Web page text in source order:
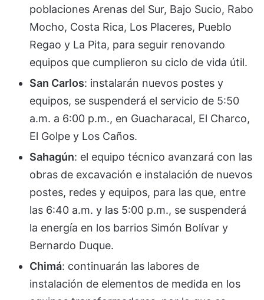
poblaciones Arenas del Sur, Bajo Sucio, Rabo
Mocho, Costa Rica, Los Placeres, Pueblo
Regao y La Pita, para seguir renovando
equipos que cumplieron su ciclo de vida útil.
San Carlos: instalarán nuevos postes y
equipos, se suspenderá el servicio de 5:50
a.m. a 6:00 p.m., en Guacharacal, El Charco,
El Golpe y Los Caños.
Sahagún: el equipo técnico avanzará con las
obras de excavación e instalación de nuevos
postes, redes y equipos, para las que, entre
las 6:40 a.m. y las 5:00 p.m., se suspenderá
la energía en los barrios Simón Bolívar y
Bernardo Duque.
Chimá: continuarán las labores de
instalación de elementos de medida en los